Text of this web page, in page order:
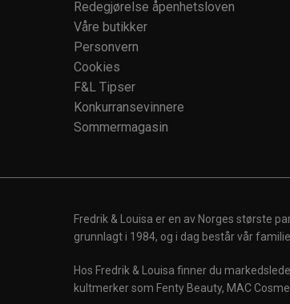
Redegjørelse åpenhetsloven
Våre butikker
Personvern
Cookies
F&L Tipser
Konkurransevinnere
Sommermagasin
Fredrik & Louisa er en av Norges største
grunnlagt i 1984, og i dag består vår
Hos Fredrik & Louisa finner du
kultmerker som Fenty Beauty, MAC